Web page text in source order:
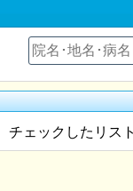
チェックしたリス